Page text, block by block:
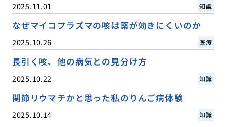
2025.11.01 知識
なぜマイコプラズマの咳は薬が効きにくいのか
2025.10.26 医療
長引く咳、他の病気との見分け方
2025.10.22 知識
関節リウマチかと思った私のりんご病体験
2025.10.14 知識